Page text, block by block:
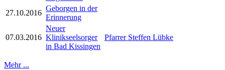
27.10.2016
Geborgen in der
Erinnerung
07.03.2016
Neuer
Klinikseelsorger
in Bad Kissingen
Pfarrer Steffen Lübke
Mehr ...